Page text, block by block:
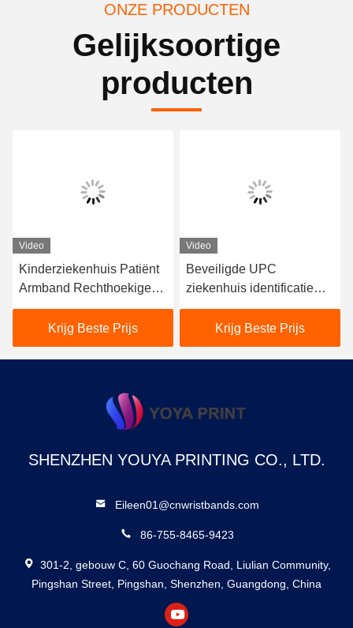
ONZE PRODUCTEN
Gelijksoortige
producten
Video
Kinderziekenhuis Patiënt
Armband Rechthoekige
Identificatie Armband
Krijg Beste Prijs
Video
Beveiligde UPC
ziekenhuis identificatie
banden, afdrukbare
ziekenhuis pols tag
Krijg Beste Prijs
SHENZHEN YOUYA PRINTING CO., LTD.
Eileen01@cnwristbands.com
86-755-8465-9423
301-2, gebouw C, 60 Guochang Road, Liulian Community,
Pingshan Street, Pingshan, Shenzhen, Guangdong, China